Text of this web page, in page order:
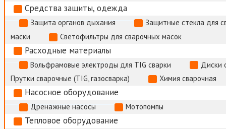
Средства защиты, одежда
Защита органов дыхания
Защитные стекла для
маски
Светофильтры для сварочных масок
Расходные материалы
Вольфрамовые электроды для TIG сварки
Диски
Прутки сварочные (TIG, газосварка)
Химия сварочная
Насосное оборудование
Дренажные насосы Мотопомпы
Тепловое оборудование